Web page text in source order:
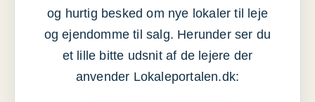
og hurtig besked om nye lokaler til leje
og ejendomme til salg. Herunder ser du
et lille bitte udsnit af de lejere der
anvender Lokaleportalen.dk: